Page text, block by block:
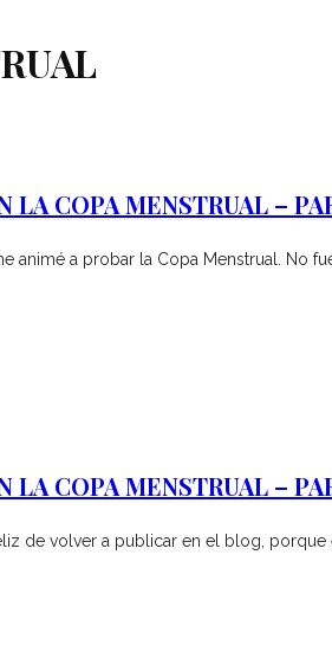
LA COPA MENSTRUAL –
animé a probar la Copa Menstrual. No
LA COPA MENSTRUAL –
de volver a publicar en el blog,